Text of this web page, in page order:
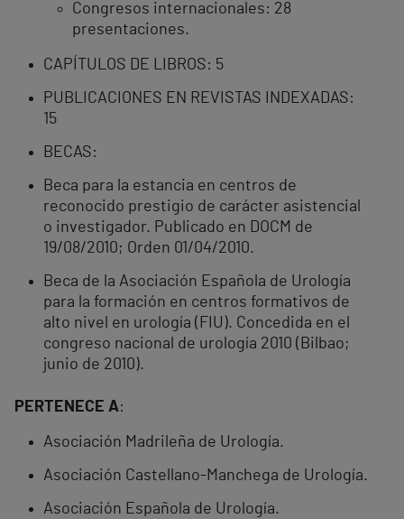
Congresos internacionales: 28
presentaciones.
CAPÍTULOS DE LIBROS: 5
PUBLICACIONES EN REVISTAS INDEXADAS:
15
BECAS:
Beca para la estancia en centros de
reconocido prestigio de carácter asistencial
o investigador. Publicado en DOCM de
19/08/2010; Orden 01/04/2010.
Beca de la Asociación Española de Urología
para la formación en centros formativos de
alto nivel en urología (FIU). Concedida en el
congreso nacional de urología 2010 (Bilbao;
junio de 2010).
PERTENECE A:
Asociación Madrileña de Urología.
Asociación Castellano-Manchega de Urología.
Asociación Española de Urología.